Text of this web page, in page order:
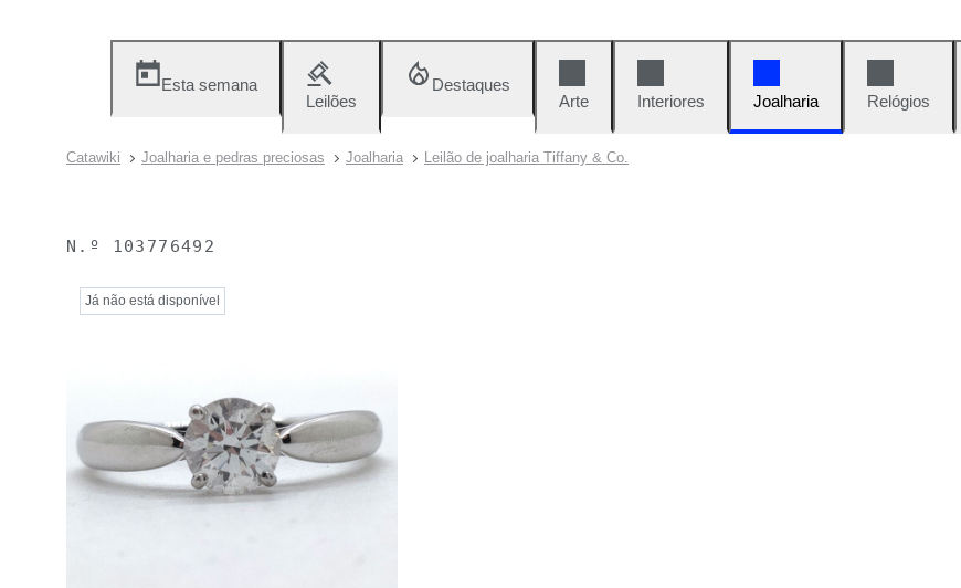
Esta semana
Leilões
Destaques
Arte
Interiores Joalharia Relógios
Catawiki Joalharia e pedras preciosas Joalharia Leilão de joalharia Tiffany & Co.
N.º 103776492
Já não está disponível